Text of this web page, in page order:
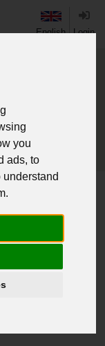
you
ads, to
English Login
gebr.